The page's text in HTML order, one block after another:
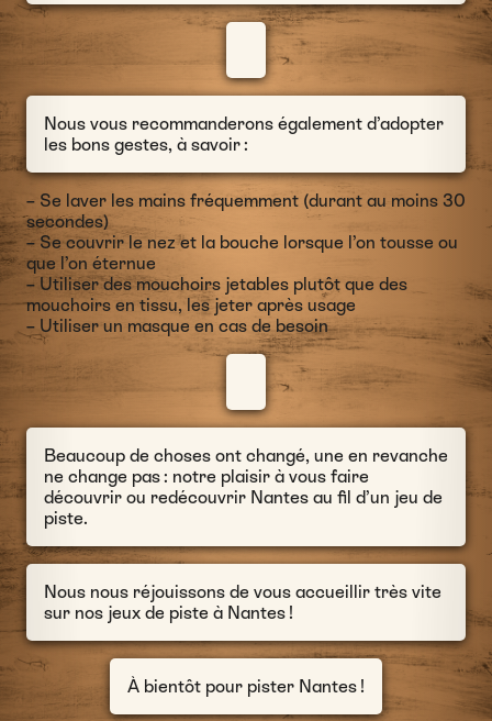
Nous vous recommanderons également d’adopter
les bons gestes, à savoir :
– Se laver les mains fréquemment (durant au moins 30
secondes)
– Se couvrir le nez et la bouche lorsque l’on tousse ou
que l’on éternue
– Utiliser des mouchoirs jetables plutôt que des
mouchoirs en tissu, les jeter après usage
– Utiliser un masque en cas de besoin
Beaucoup de choses ont changé, une en revanche
ne change pas : notre plaisir à vous faire
découvrir ou redécouvrir Nantes au fil d’un jeu de
piste.
Nous nous réjouissons de vous accueillir très vite
sur nos jeux de piste à Nantes !
À bientôt pour pister Nantes !